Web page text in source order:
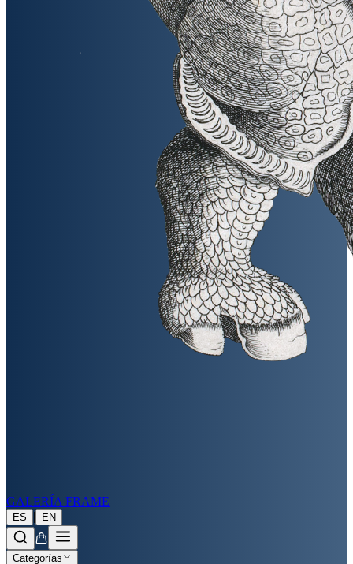
GALERÍA FRAME
ES | EN
Categorías